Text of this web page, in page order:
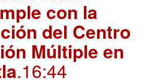
con la
del Centro
Múltiple en
.16:44